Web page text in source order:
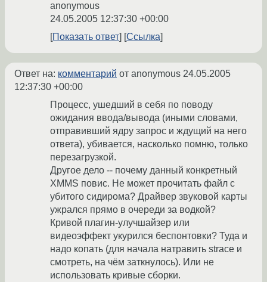
anonymous
24.05.2005 12:37:30 +00:00
Показать ответ
Ссылка
Ответ на: комментарий от anonymous 24.05.2005
12:37:30 +00:00
Процесс, ушедший в себя по поводу
ожидания ввода/вывода (иными словами,
отправивший ядру запрос и ждущий на него
ответа), убивается, насколько помню, только
перезагрузкой.
Другое дело -- почему данный конкретный
XMMS повис. Не может прочитать файл с
убитого сидирома? Драйвер звуковой карты
ужрался прямо в очереди за водкой?
Кривой плагин-улучшайзер или
видеоэффект укурился беспонтовки? Туда и
надо копать (для начала натравить strace и
смотреть, на чём заткнулось). Или не
использовать кривые сборки.